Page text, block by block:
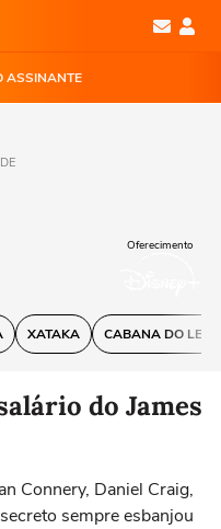
ASSINANTE
XATAKA CABANA DO
Oferecimento
do James
Connery, Daniel Craig,
sempre esbanjou